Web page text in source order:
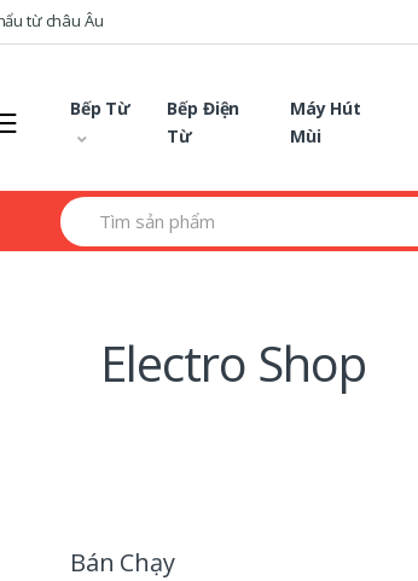
từ châu Âu
Bếp Từ
Bếp Điện
Từ
Máy Hút
Mùi
Search
for:
Electro Shop
Bán Chạy